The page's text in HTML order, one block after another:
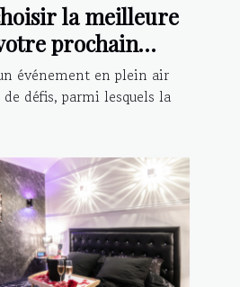
la meilleure
prochain
événement en plein air
défis, parmi lesquels la